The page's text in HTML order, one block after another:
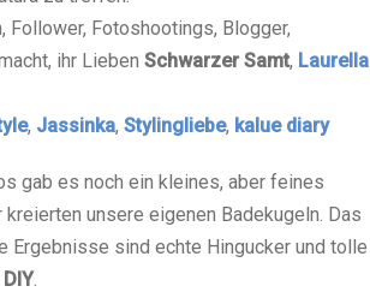
Follower, Fotoshootings, Blogger,
ihr Lieben Schwarzer Samt, Laurella
, Jassinka, Stylingliebe, kalue diary
gab es noch ein kleines, aber feines
unsere eigenen Badekugeln. Das
Ergebnisse sind echte Hingucker und tolle
.